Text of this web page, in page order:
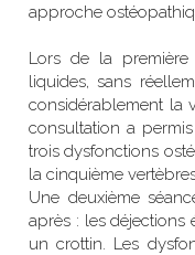
approche
Lors de la première
liquides, sans
considérablement la
consultation a
trois dysfonctions
la cinquième
Une deuxième
après : les déjections
un crottin. Les